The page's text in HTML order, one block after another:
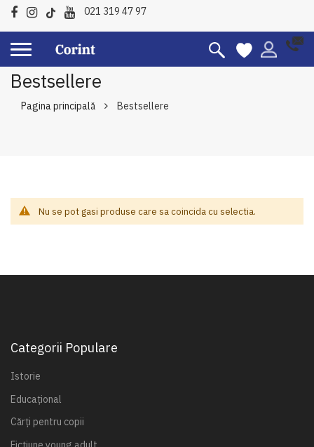
021 319 47 97
Bestsellere
Pagina principală Bestsellere
Nu se pot gasi produse care sa coincida cu selectia.
Categorii Populare
Istorie
Educațional
Cărți pentru copii